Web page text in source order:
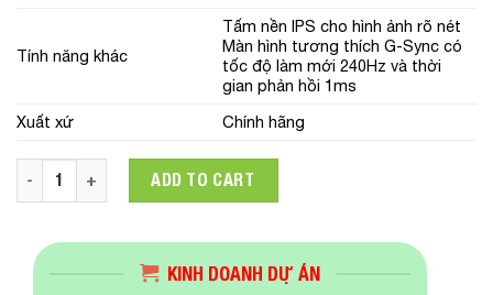
Tính năng khác
Tấm nền IPS cho hình ảnh rõ nét
Màn hình tương thích G-Sync có
tốc độ làm mới 240Hz và thời
gian phản hồi 1ms
Xuất xứ
Chính hãng
Màn Hình Game Samsung Odyssey G4 (LS25BG400EEXXV)
ADD TO CART
KINH DOANH DỰ ÁN